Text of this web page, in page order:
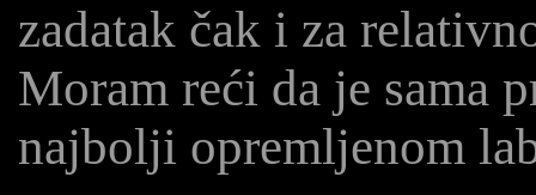
zadatak čak i za
Moram reći da je sama
najbolji opremljenom